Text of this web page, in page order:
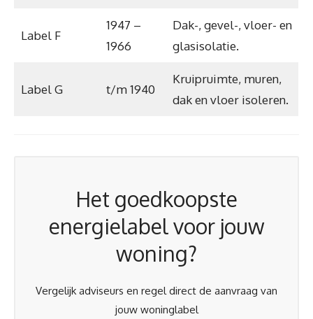
Label F
1947 –
1966
Dak-, gevel-, vloer- en
glasisolatie.
Label G t/m 1940
Kruipruimte, muren,
dak en vloer isoleren.
Het goedkoopste
energielabel voor jouw
woning?
Vergelijk adviseurs en regel direct de aanvraag van
jouw woninglabel